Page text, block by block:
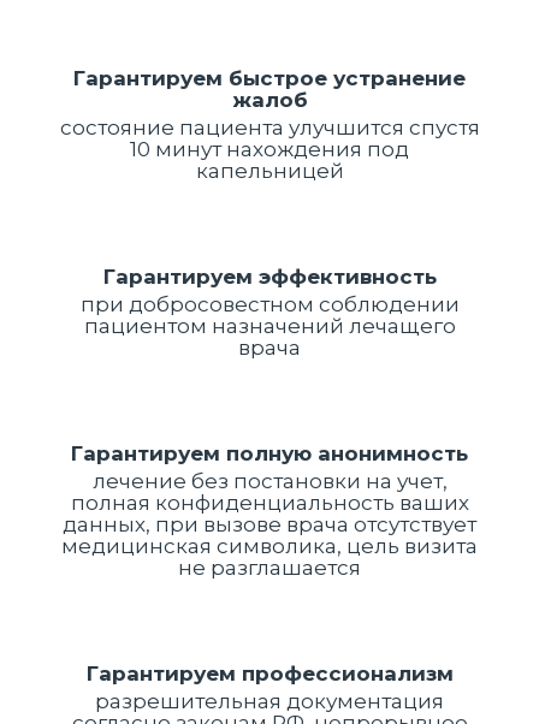
Гарантируем быстрое устранение
жалоб
состояние пациента улучшится спустя
10 минут нахождения под
капельницей
Гарантируем эффективность
при добросовестном соблюдении
пациентом назначений лечащего
врача
Гарантируем полную анонимность
лечение без постановки на учет,
полная конфиденциальность ваших
данных, при вызове врача отсутствует
медицинская символика, цель визита
не разглашается
Гарантируем профессионализм
разрешительная документация